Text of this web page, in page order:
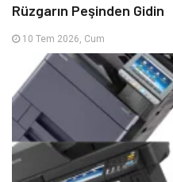
Rüzgarın Peşinden Gidin
10 Tem 2026, Cum